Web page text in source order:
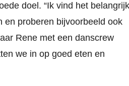
doel. “Ik vind het belangrijk
en proberen bijvoorbeeld ook
Rene met een danscrew
we in op goed eten en